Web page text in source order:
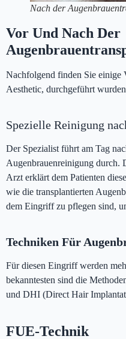
Nach der
Vor Und Nach Der
Nachfolgend finden Sie einige
Aesthetic, durchgeführt
Spezielle Reinigung
Der Spezialist führt am Tag
Augenbrauenreinigung durch.
Arzt erklärt dem Patienten
wie die transplantierten
dem Eingriff zu pflegen sind,
Techniken Für
Für diesen Eingriff werden
bekanntesten sind die
und DHI (Direct Hair
FUE-Technik